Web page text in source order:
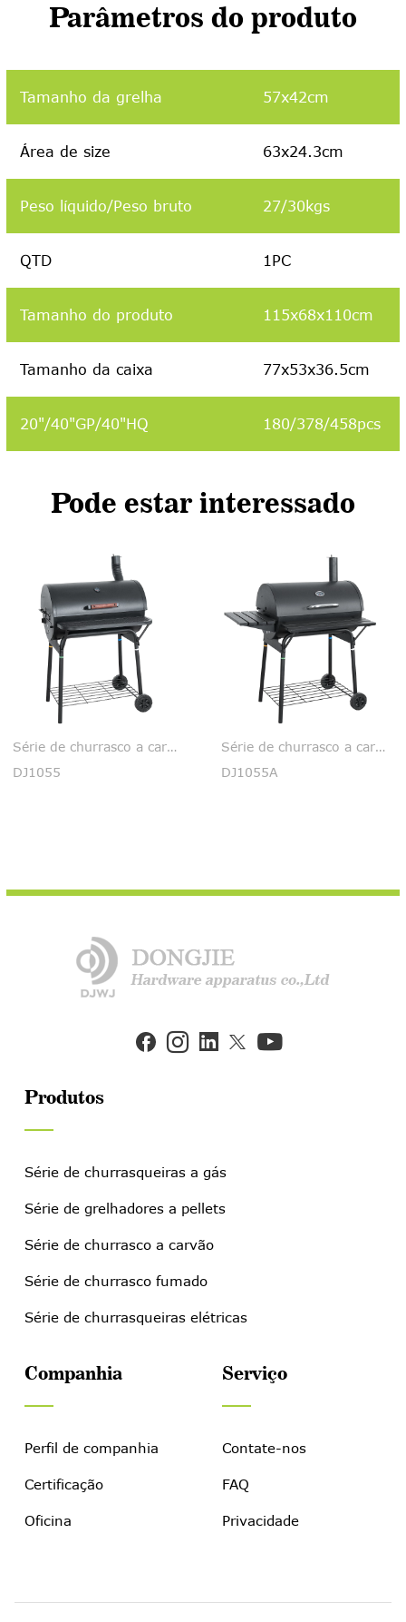
Parâmetros do produto
Tamanho da grelha 57x42cm
Área de size 63x24.3cm
Peso líquido/Peso bruto 27/30kgs
QTD 1PC
Tamanho do produto 115x68x110cm
Tamanho da caixa 77x53x36.5cm
20"/40"GP/40"HQ 180/378/458pcs
Pode estar interessado
Série de churrasco a carvão
Série de churrasco a carvão
DJ1055A
 
Produtos
Série de churrasqueiras a gás
Série de grelhadores a pellets
Série de churrasco a carvão
Série de churrasco fumado
Série de churrasqueiras elétricas
Companhia
Perfil de companhia
Certificação
Oficina
Serviço
Contate-nos
FAQ
Privacidade